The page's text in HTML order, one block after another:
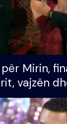
Mirin,
vajzën
jo?